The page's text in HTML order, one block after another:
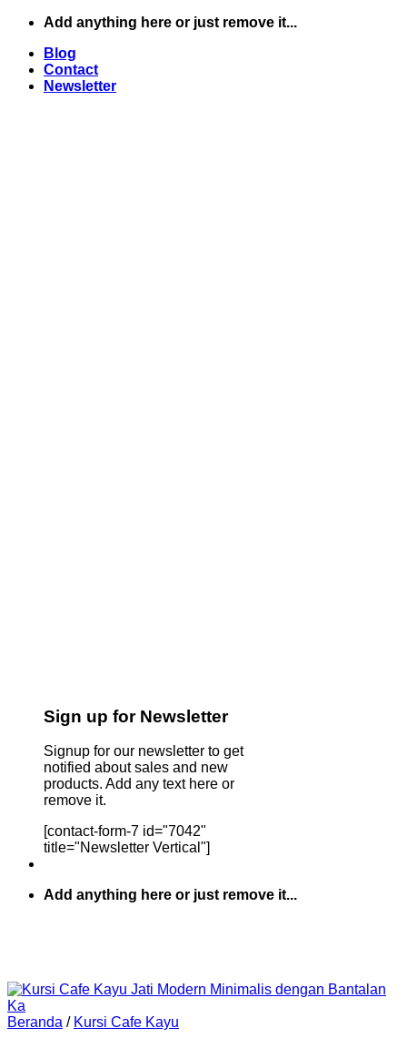
Skip
content
Add anything here or just remove it...
Blog
Contact
Newsletter
Sign up for Newsletter
Signup for our newsletter to get
notified about sales and new
products. Add any text here or
remove it.
[contact-form-7 id="7042"
title="Newsletter Vertical"]
Add anything here or just remove it...
Beranda / Kursi Cafe Kayu